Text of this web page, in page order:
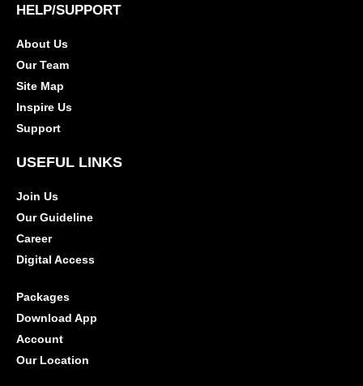
HELP/SUPPORT
About Us
Our Team
Site Map
Inspire Us
Support
USEFUL LINKS
Join Us
Our Guideline
Career
Digital Access
Packages
Download App
Account
Our Location